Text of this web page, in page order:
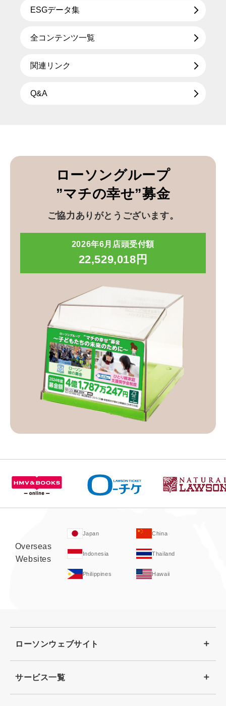
ESGデータ集
全コンテンツ一覧
関連リンク
Q&A
ローソングループ
”マチの幸せ”募金
ご協力ありがとうございます。
2026年6月店頭受付額
22,529,018円
Overseas
Websites
Japan China
Indonesia Thailand
Philippines Hawaii
ローソンウェブサイト
サービス一覧